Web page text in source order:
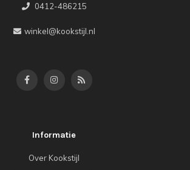
0412-486215
winkel@kookstijl.nl
Informatie
Over Kookstijl